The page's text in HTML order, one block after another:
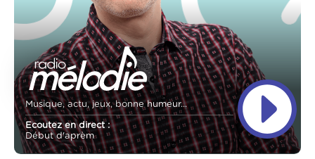
Musique, actu, jeux, bonne humeur...
Ecoutez en direct :
Début d'aprèm